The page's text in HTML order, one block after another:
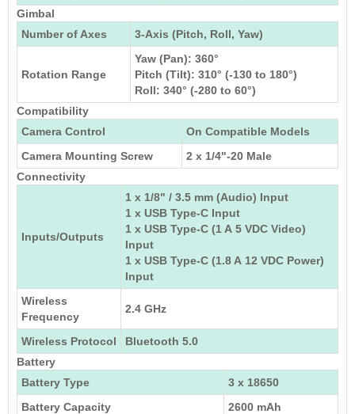
Gimbal
Number of Axes
3-Axis (Pitch, Roll, Yaw)
Rotation Range
Yaw (Pan): 360°
Pitch (Tilt): 310° (-130 to 180°)
Roll: 340° (-280 to 60°)
Compatibility
Camera Control
On Compatible Models
Camera Mounting Screw
2 x 1/4"-20 Male
Connectivity
Inputs/Outputs
1 x 1/8" / 3.5 mm (Audio) Input
1 x USB Type-C Input
1 x USB Type-C (1 A 5 VDC Video)
Input
1 x USB Type-C (1.8 A 12 VDC Power)
Input
Wireless
Frequency
2.4 GHz
Wireless Protocol
Bluetooth 5.0
Battery
Battery Type
3 x 18650
Battery Capacity
2600 mAh